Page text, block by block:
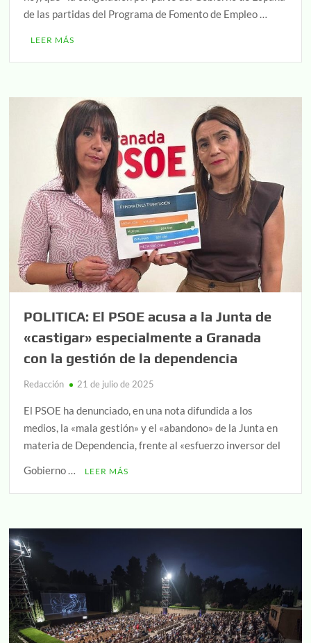
de las partidas del Programa de Fomento de Empleo …
LEER MÁS
POLITICA: El PSOE acusa a la Junta de
«castigar» especialmente a Granada
con la gestión de la dependencia
Redacción 21 de julio de 2025
El PSOE ha denunciado, en una nota difundida a los
medios, la «mala gestión» y el «abandono» de la Junta en
materia de Dependencia, frente al «esfuerzo inversor del
Gobierno …
LEER MÁS